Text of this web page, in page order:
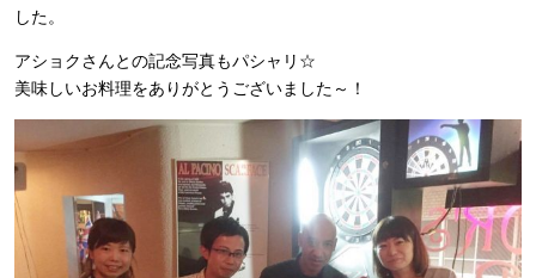
した。
アショクさんとの記念写真もパシャリ☆
美味しいお料理をありがとうございました～！